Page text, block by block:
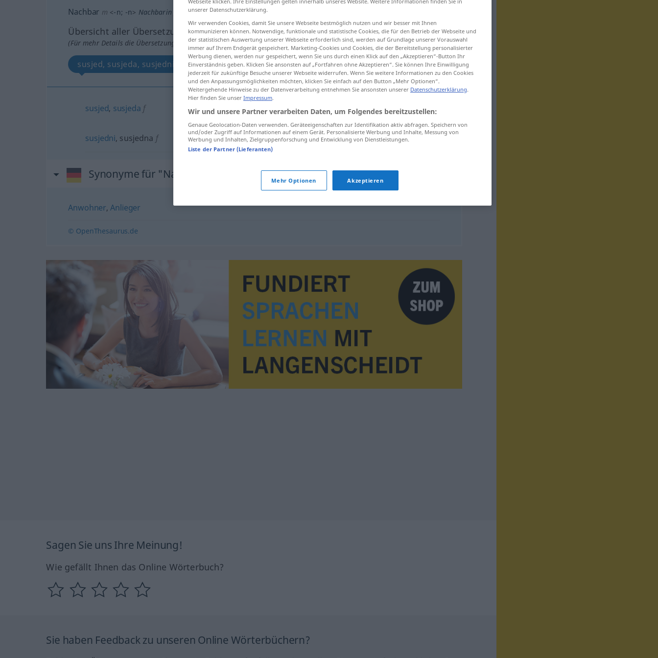
Nachbar m <-n; -n> Nachbarin Nachbarin;-innen>
Übersicht aller Übersetzungen
(Für mehr Details die Übersetzung anklicken/antippen)
susjed, susjeda, susjedni, susjedna
susjed, susjeda f Nachbar
susjedni, susjedna f Nachbar IN ZSSGN
Synonyme für "Nachbar"
Anwohner,Anlieger
© OpenThesaurus.de
Sagen Sie uns Ihre Meinung!
Wie gefällt Ihnen das Online Wörterbuch?
Sie haben Feedback zu unseren Online Wörterbüchern?
unserer Datenschutzerklärung.
Wir verwenden Cookies, damit Sie unsere Webseite bestmöglich nutzen und wir besser mit Ihnen
kommunizieren können. Notwendige, funktionale und statistische Cookies, die für den Betrieb der Webseite und
der statistischen Auswertung unserer Webseite erforderlich sind, werden auf Grundlage unserer Vorauswahl
immer auf Ihrem Endgerät gespeichert. Marketing-Cookies und Cookies, die der Bereitstellung personalisierter
Werbung dienen, werden nur gespeichert, wenn Sie uns durch einen Klick auf den „Akzeptieren“-Button Ihr
Einverständnis geben. Klicken Sie ansonsten auf „Fortfahren ohne Akzeptieren“. Sie können Ihre Einwilligung
jederzeit für zukünftige Besuche unserer Webseite widerrufen. Wenn Sie weitere Informationen zu den Cookies
und den Anpassungsmöglichkeiten möchten, klicken Sie einfach auf den Button „Mehr Optionen“.
Weitergehende Hinweise zu der Datenverarbeitung entnehmen Sie ansonsten unserer Datenschutzerklärung.
Hier finden Sie unser Impressum.
Wir und unsere Partner verarbeiten Daten, um Folgendes bereitzustellen:
Genaue Geolocation-Daten verwenden. Geräteeigenschaften zur Identifikation aktiv abfragen. Speichern von
und/oder Zugriff auf Informationen auf einem Gerät. Personalisierte Werbung und Inhalte, Messung von
Werbung und Inhalten, Zielgruppenforschung und Entwicklung von Dienstleistungen.
Liste der Partner (Lieferanten)
Mehr Optionen Akzeptieren